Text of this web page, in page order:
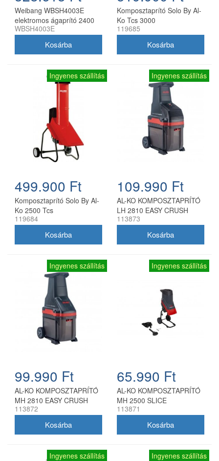
Weibang WBSH4003E
elektromos ágaprító 2400
W
WBSH4003E
Komposztaprító Solo By Al-
Ko Tcs 3000
119685
Ingyenes szállítás
499.900 Ft
Komposztaprító Solo By Al-
Ko 2500 Tcs
119684
Ingyenes szállítás
109.990 Ft
AL-KO KOMPOSZTAPRÍTÓ
LH 2810 EASY CRUSH
113873
Ingyenes szállítás
99.990 Ft
AL-KO KOMPOSZTAPRÍTÓ
MH 2810 EASY CRUSH
113872
Ingyenes szállítás
65.990 Ft
AL-KO KOMPOSZTAPRÍTÓ
MH 2500 SLICE
113871
Ingyenes szállítás Ingyenes szállítás